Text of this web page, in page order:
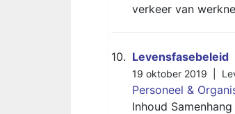
verkeer van
10. Levensfasebeleid
19 oktober 2019 |
Personeel &
Inhoud